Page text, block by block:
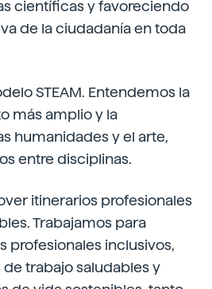
científicas y favoreciendo
de la ciudadanía en toda
STEAM. Entendemos la
más amplio y la
humanidades y el arte,
entre disciplinas.
itinerarios profesionales
Trabajamos para
profesionales inclusivos,
trabajo saludables y